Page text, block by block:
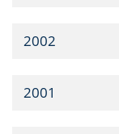
2002
2001